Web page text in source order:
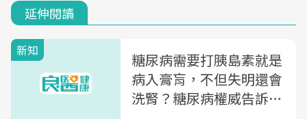
延伸閱讀
新知
糖尿病需要打胰島素就是
病入膏肓，不但失明還會
洗腎？糖尿病權威告訴